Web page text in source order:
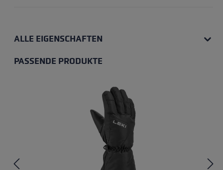
ALLE EIGENSCHAFTEN
PASSENDE PRODUKTE